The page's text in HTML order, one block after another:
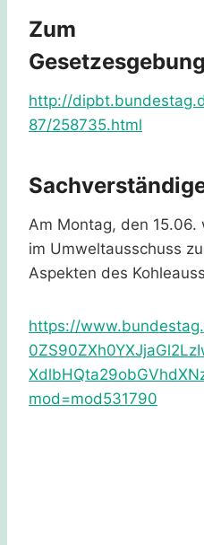
Zum
http://
87/258735.html
Am Montag, den 15.06.
im Umweltausschuss
Aspekten des
https://
mod=mod531790